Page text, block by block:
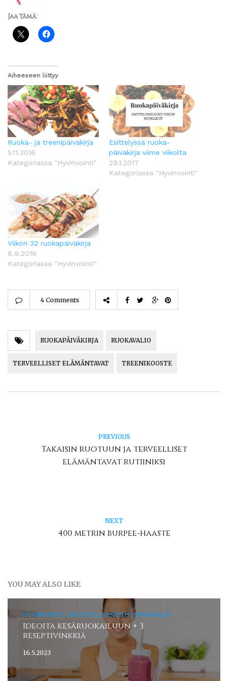
Jaa tämä:
Aiheeseen liittyy
Ruoka- ja treenipäiväkirja
5.11.2016
Kategoriassa "Hyvinvointi"
Esittelyssä ruoka-
päiväkirja viime viikolta
29.1.2017
Kategoriassa "Hyvinvointi"
Viikon 32 ruokapäiväkirja
8.9.2016
Kategoriassa "Hyvinvointi"
4 Comments
RUOKAPÄIVÄKIRJA RUOKAVALIO
TERVEELLISET ELÄMÄNTAVAT TREENIKOOSTE
PREVIOUS
Takaisin ruotuun ja terveelliset
elämäntavat rutiiniksi
NEXT
400 metrin burpee-haaste
YOU MAY ALSO LIKE
HYVINVOINTI, LIFESTYLE, RESEPTIT, RUOKAVALIO
Ideoita kesäruokailuun + 3
reseptivinkkiä
16.5.2023